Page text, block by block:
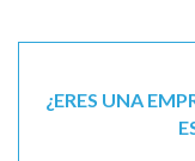
¿ERES UNA